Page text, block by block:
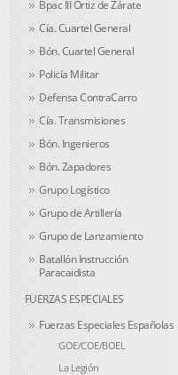
Bpac III Ortiz de Zárate
Cía. Cuartel General
Bón. Cuartel General
Policía Militar
Defensa ContraCarro
Cía. Transmisiones
Bón. Ingenieros
Bón. Zapadores
Grupo Logístico
Grupo de Artillería
Grupo de Lanzamiento
Batallón Instrucción
Paracaidista
FUERZAS ESPECIALES
Fuerzas Especiales Españolas
GOE/COE/BOEL
La Legión